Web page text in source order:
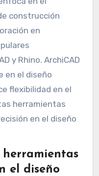
construcción
en
y Rhino. ArchiCAD
en el diseño
flexibilidad en el
herramientas
en el diseño
herramientas
el diseño